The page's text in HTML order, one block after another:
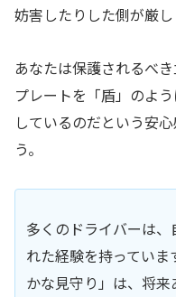
妨害したりした側が厳し
あなたは保護されるべ
プレートを「盾」のよ
しているのだという安
う。
多くのドライバーは
れた経験を持ってい
かな見守り」は、将